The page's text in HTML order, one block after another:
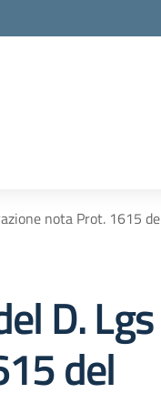
nota Prot. 1615
D.
del